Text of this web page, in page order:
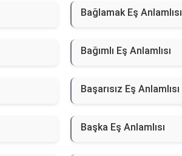
Bağlamak Eş Anlamlısı
Bağımlı Eş Anlamlısı
Başarısız Eş Anlamlısı
Başka Eş Anlamlısı